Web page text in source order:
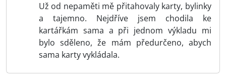
Už od nepaměti mě přitahovaly karty, bylinky
a tajemno. Nejdříve jsem chodila ke
kartářkám sama a při jednom výkladu mi
bylo sděleno, že mám předurčeno, abych
sama karty vykládala.